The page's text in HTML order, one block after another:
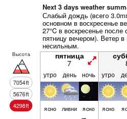
Next 3 days weather
Слабый дождь (всего
основном в воскресенье
27°C в воскресенье
пятницу вечером). Ветер
несильным.
Высота
7054ft
5676ft
4298ft
пятница
7
утро день ночь утро
ясно ливни ясно ясно